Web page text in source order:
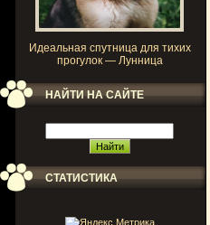
Идеальная спутница для тихих
прогулок — Лунница
НАЙТИ НА САЙТЕ
СТАТИСТИКА